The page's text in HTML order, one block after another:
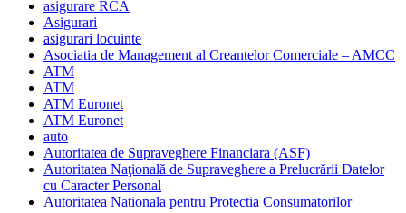
asigurare RCA
Asigurari
asigurari locuinte
Asociatia de Management al Creantelor Comerciale – AMCC
ATM
ATM
ATM Euronet
ATM Euronet
auto
Autoritatea de Supraveghere Financiara (ASF)
Autoritatea Naţională de Supraveghere a Prelucrării Datelor
cu Caracter Personal
Autoritatea Nationala pentru Protectia Consumatorilor